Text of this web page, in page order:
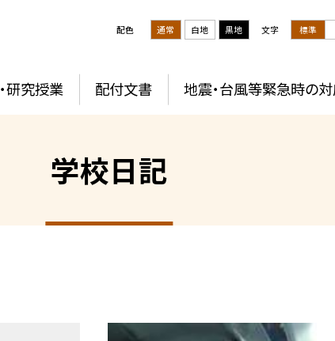
配色 通常 白地 黒地 文字 標準
研究授業 配付文書 地震・台風等緊急時の
学校日記